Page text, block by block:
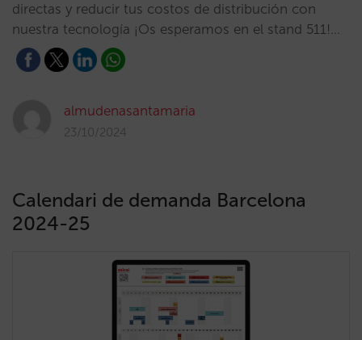
directas y reducir tus costos de distribución con
nuestra tecnología ¡Os esperamos en el stand 511!…
almudenasantamaria
23/10/2024
Calendari de demanda Barcelona
2024-25